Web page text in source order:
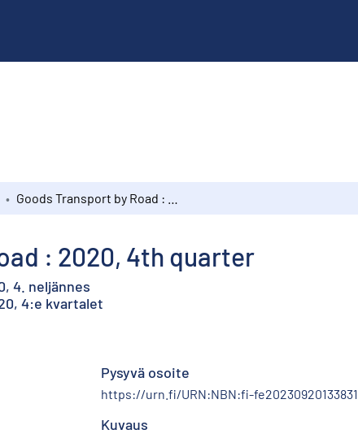
: 2020, 4th quarter
4. neljännes
4:e kvartalet
Pysyvä osoite
https://urn.fi/URN:NBN:fi-fe20230920133831
Kuvaus